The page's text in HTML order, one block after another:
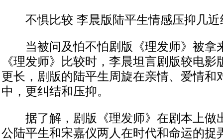
不惧比较 李晨版陆平生情感压抑几近
当被问及怕不怕剧版《理发师》被拿
《理发师》比较时，李晨坦言剧版较电影
更长，剧版的陆平生周旋在亲情、爱情和
中，更纠结和压抑。
据了解，剧版《理发师》在剧本上做
公陆平生和宋嘉仪两人在时代和命运的捉